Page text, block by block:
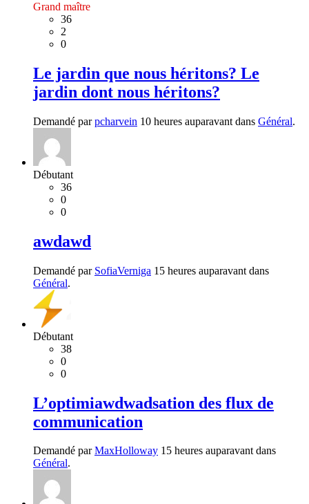
Grand maître
36
2
0
Le jardin que nous héritons? Le
jardin dont nous héritons?
Demandé parpcharvein 10 heures auparavant dans Général.
Débutant
36
0
0
awdawd
Demandé par SofiaVerniga 15 heures auparavant dans
Général.
Débutant
38
0
0
L’optimiawdwadsation des flux de
communication
Demandé parMaxHolloway 15 heures auparavant dans
Général.